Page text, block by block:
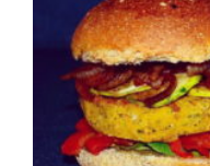
Produits sains
Click and collect